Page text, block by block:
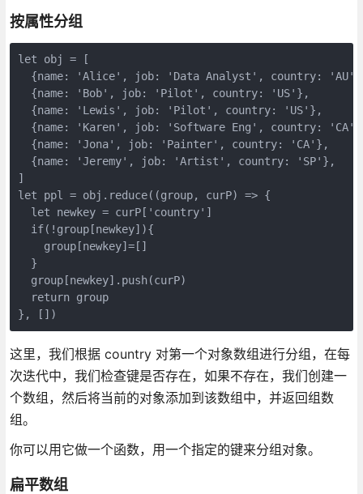
按属性分组
let obj = [
{name: 'Alice', job: 'Data Analyst', country:
  {name: 'Bob', job: 'Pilot', country: 'US'},
  {name: 'Lewis', job: 'Pilot', country: 'US'},
{name: 'Karen', job: 'Software Eng', country:
  {name: 'Jona', job: 'Painter', country: 'CA'},
  {name: 'Jeremy', job: 'Artist', country: 'SP'},
]
let ppl = obj.reduce((group, curP) => {
  let newkey = curP['country']
  if(!group[newkey]){
    group[newkey]=[]
  }
  group[newkey].push(curP)
  return group
}, [])
这里，我们根据 country 对第一个对象数组进行分组，在每
次迭代中，我们检查键是否存在，如果不存在，我们创建一
个数组，然后将当前的对象添加到该数组中，并返回组数
组。
你可以用它做一个函数，用一个指定的键来分组对象。
扁平数组